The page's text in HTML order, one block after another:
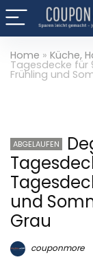
Home » Küche,
Tagesdecke für
Frühling und
ABGELAUFEN
und
Grau
couponmore